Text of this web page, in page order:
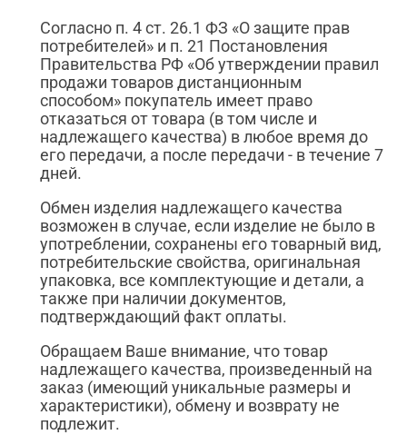
Согласно п. 4 ст. 26.1 ФЗ «О защите прав
потребителей» и п. 21 Постановления
Правительства РФ «Об утверждении правил
продажи товаров дистанционным
способом» покупатель имеет право
отказаться от товара (в том числе и
надлежащего качества) в любое время до
его передачи, а после передачи - в течение 7
дней.
Обмен изделия надлежащего качества
возможен в случае, если изделие не было в
употреблении, сохранены его товарный вид,
потребительские свойства, оригинальная
упаковка, все комплектующие и детали, а
также при наличии документов,
подтверждающий факт оплаты.
Обращаем Ваше внимание, что товар
надлежащего качества, произведенный на
заказ (имеющий уникальные размеры и
характеристики), обмену и возврату не
подлежит.